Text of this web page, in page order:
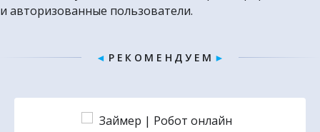
и авторизованные пользователи.
◄ Р Е К О М Е Н Д У Е М ►